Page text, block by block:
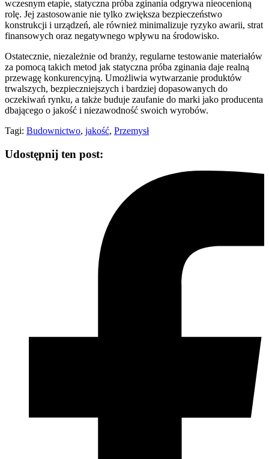
wczesnym etapie, statyczna próba zginania odgrywa nieocenioną
rolę. Jej zastosowanie nie tylko zwiększa bezpieczeństwo
konstrukcji i urządzeń, ale również minimalizuje ryzyko awarii, strat
finansowych oraz negatywnego wpływu na środowisko.
Ostatecznie, niezależnie od branży, regularne testowanie materiałów
za pomocą takich metod jak statyczna próba zginania daje realną
przewagę konkurencyjną. Umożliwia wytwarzanie produktów
trwalszych, bezpieczniejszych i bardziej dopasowanych do
oczekiwań rynku, a także buduje zaufanie do marki jako producenta
dbającego o jakość i niezawodność swoich wyrobów.
Tagi: Budownictwo, jakość, Przemysł
Udostępnij ten post: